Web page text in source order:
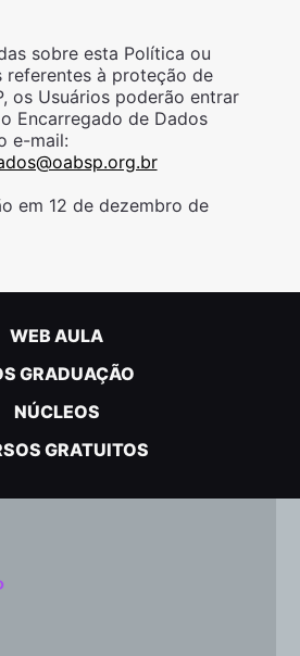
sobre esta Política ou
referentes à proteção de
os Usuários poderão entrar
Encarregado de Dados
e-mail:
em 12 de dezembro de
WEB AULA
GRADUAÇÃO
NÚCLEOS
GRATUITOS